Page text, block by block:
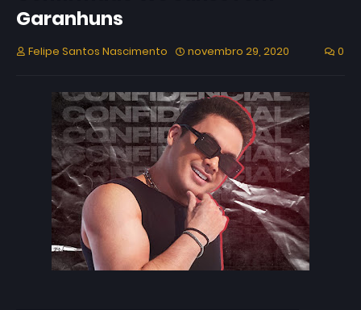
Garanhuns
Felipe Santos Nascimento novembro 29, 2020 0